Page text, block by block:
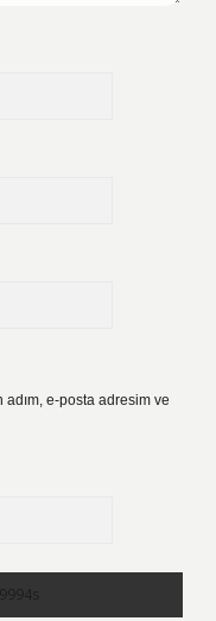
adım, e-posta adresim ve